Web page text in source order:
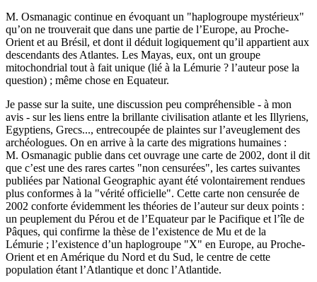
M. Osmanagic continue en évoquant un "haplogroupe mystérieux"
qu’on ne trouverait que dans une partie de l’Europe, au Proche-
Orient et au Brésil, et dont il déduit logiquement qu’il appartient aux
descendants des Atlantes. Les Mayas, eux, ont un groupe
mitochondrial tout à fait unique (lié à la Lémurie ? l’auteur pose la
question) ; même chose en Equateur.
Je passe sur la suite, une discussion peu compréhensible - à mon
avis - sur les liens entre la brillante civilisation atlante et les Illyriens,
Egyptiens, Grecs..., entrecoupée de plaintes sur l’aveuglement des
archéologues. On en arrive à la carte des migrations humaines :
M. Osmanagic publie dans cet ouvrage une carte de 2002, dont il dit
que c’est une des rares cartes "non censurées", les cartes suivantes
publiées par National Geographic ayant été volontairement rendues
plus conformes à la "vérité officielle". Cette carte non censurée de
2002 conforte évidemment les théories de l’auteur sur deux points :
un peuplement du Pérou et de l’Equateur par le Pacifique et l’île de
Pâques, qui confirme la thèse de l’existence de Mu et de la
Lémurie ; l’existence d’un haplogroupe "X" en Europe, au Proche-
Orient et en Amérique du Nord et du Sud, le centre de cette
population étant l’Atlantique et donc l’Atlantide.